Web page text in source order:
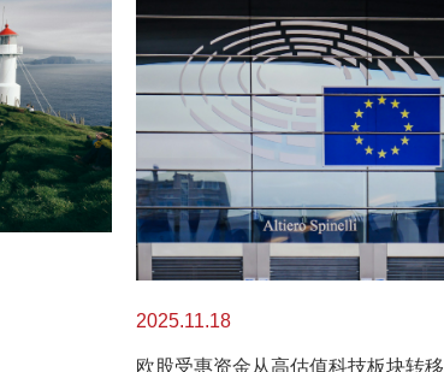
2025.11.18
欧股受惠资金从高估值科技板块转移